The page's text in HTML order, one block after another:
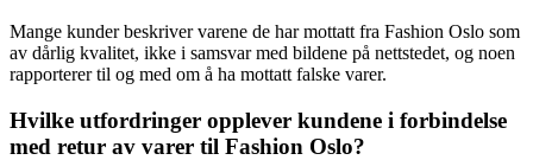
Mange kunder beskriver varene de har mottatt fra Fashion Oslo som
av dårlig kvalitet, ikke i samsvar med bildene på nettstedet, og noen
rapporterer til og med om å ha mottatt falske varer.
Hvilke utfordringer opplever kundene i forbindelse
med retur av varer til Fashion Oslo?